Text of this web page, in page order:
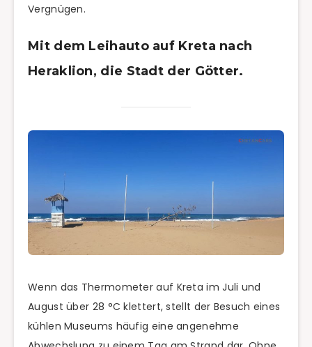
Vergnügen.
Mit dem Leihauto auf Kreta nach
Heraklion, die Stadt der Götter.
Wenn das Thermometer auf Kreta im Juli und
August über 28 °C klettert, stellt der Besuch eines
kühlen Museums häufig eine angenehme